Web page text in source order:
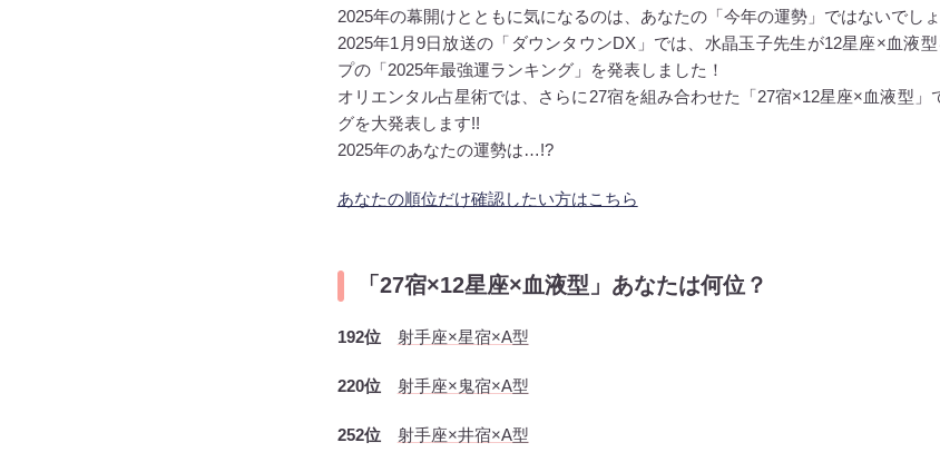
2025年の幕開けとともに気になるのは、あなたの「今年の運勢」ではないでし
2025年1月9日放送の「ダウンタウンDX」では、水晶玉子先生が12星座×血液
プの「2025年最強運ランキング」を発表しました！
オリエンタル占星術では、さらに27宿を組み合わせた「27宿×12星座×血液型」
グを大発表します!!
2025年のあなたの運勢は…!?
あなたの順位だけ確認したい方はこちら
「27宿×12星座×血液型」あなたは何位？
192位 射手座×星宿×A型
220位 射手座×鬼宿×A型
252位 射手座×井宿×A型